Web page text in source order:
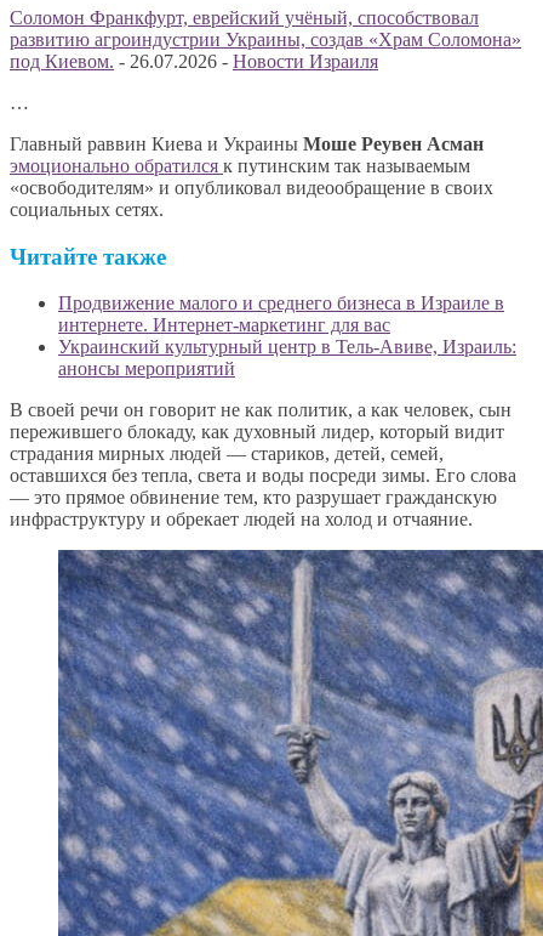
Соломон Франкфурт, еврейский учёный, способствовал
развитию агроиндустрии Украины, создав «Храм Соломона»
под Киевом. - 26.07.2026 - Новости Израиля
…
Главный раввин Киева и Украины Моше Реувен Асман
эмоционально обратился к путинским так называемым
«освободителям» и опубликовал видеообращение в своих
социальных сетях.
Читайте также
Продвижение малого и среднего бизнеса в Израиле в
интернете. Интернет-маркетинг для вас
Украинский культурный центр в Тель-Авиве, Израиль:
анонсы мероприятий
В своей речи он говорит не как политик, а как человек, сын
пережившего блокаду, как духовный лидер, который видит
страдания мирных людей — стариков, детей, семей,
оставшихся без тепла, света и воды посреди зимы. Его слова
— это прямое обвинение тем, кто разрушает гражданскую
инфраструктуру и обрекает людей на холод и отчаяние.